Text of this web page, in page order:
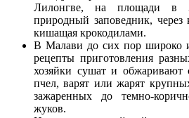
Лилонгве, на площади в
природный заповедник, через
кишащая крокодилами.
В Малави до сих пор широко
рецепты приготовления
хозяйки сушат и
пчел, варят или жарят
зажаренных до темно-
жуков.